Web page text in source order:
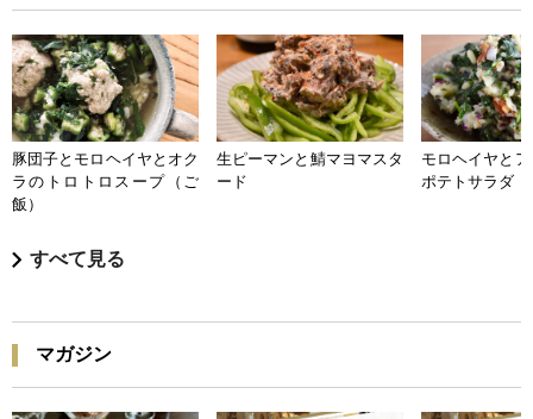
豚団子とモロヘイヤとオク
ラのトロトロスープ（ご
飯）
生ピーマンと鯖マヨマスタ
ード
モロヘイヤと
ポテトサラダ
すべて見る
マガジン